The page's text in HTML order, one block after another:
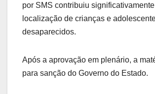
por SMS contribuiu
localização de crianças e
desaparecidos.
Após a aprovação em plenário, a
para sanção do Governo do Estado.